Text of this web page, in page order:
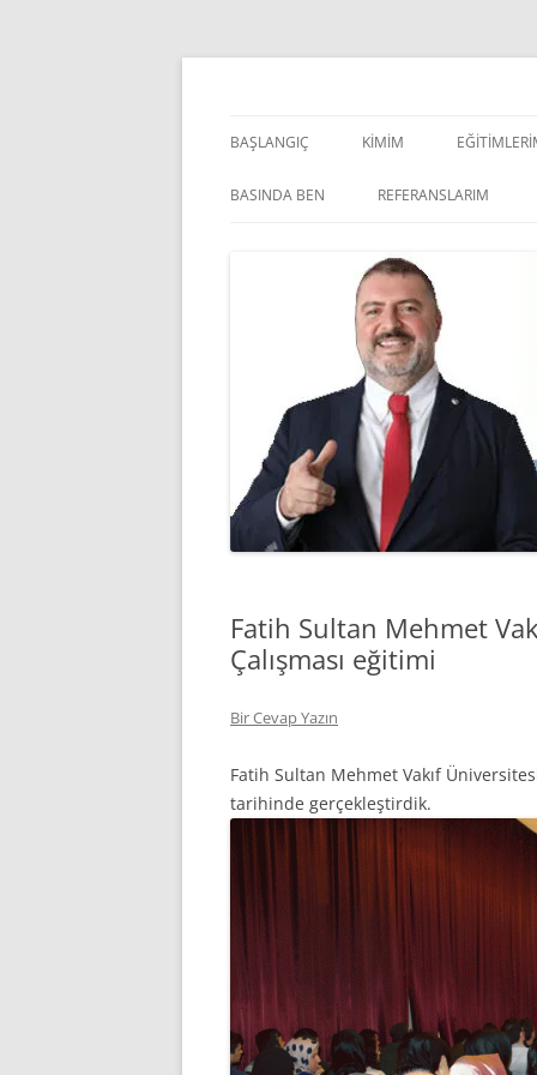
İçeriğe
BAŞLANGIÇ KIMIM
BASINDA BEN REFERANSLARIM
Fatih Sultan Mehmet
Çalışması eğitimi
Bir Cevap Yazın
Fatih Sultan Mehmet Vakıf Üniversitesi
tarihinde gerçekleştirdik.